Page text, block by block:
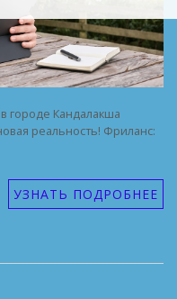
городе Кандалакша
реальность! Фриланс:
УЗНАТЬ ПОДРОБНЕЕ